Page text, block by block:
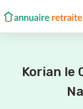
Korian le